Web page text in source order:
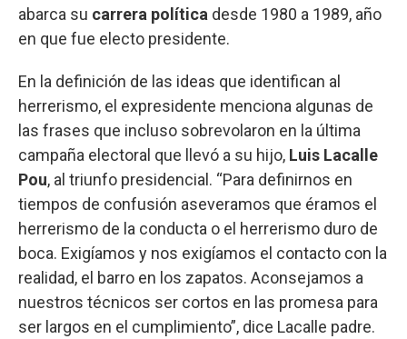
abarca su carrera política desde 1980 a 1989, año
en que fue electo presidente.
En la definición de las ideas que identifican al
herrerismo, el expresidente menciona algunas de
las frases que incluso sobrevolaron en la última
campaña electoral que llevó a su hijo, Luis Lacalle
Pou, al triunfo presidencial. “Para definirnos en
tiempos de confusión aseveramos que éramos el
herrerismo de la conducta o el herrerismo duro de
boca. Exigíamos y nos exigíamos el contacto con la
realidad, el barro en los zapatos. Aconsejamos a
nuestros técnicos ser cortos en las promesa para
ser largos en el cumplimiento”, dice Lacalle padre.